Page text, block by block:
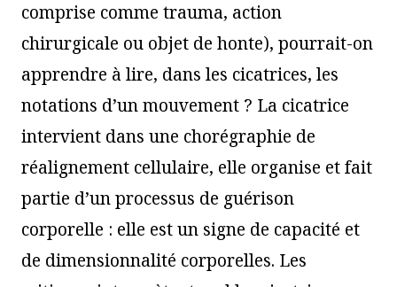
comprise comme trauma, action
chirurgicale ou objet de honte), pourrait-on
apprendre à lire, dans les cicatrices, les
notations d’un mouvement ? La cicatrice
intervient dans une chorégraphie de
réalignement cellulaire, elle organise et fait
partie d’un processus de guérison
corporelle : elle est un signe de capacité et
de dimensionnalité corporelles. Les